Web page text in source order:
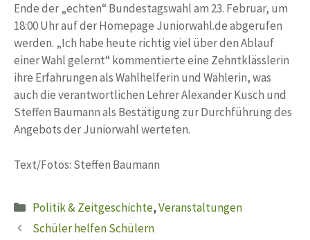
Ende der „echten“ Bundestagswahl am 23. Februar, um
18:00 Uhr auf der Homepage Juniorwahl.de abgerufen
werden. „Ich habe heute richtig viel über den Ablauf
einer Wahl gelernt“ kommentierte eine Zehntklässlerin
ihre Erfahrungen als Wahlhelferin und Wählerin, was
auch die verantwortlichen Lehrer Alexander Kusch und
Steffen Baumann als Bestätigung zur Durchführung des
Angebots der Juniorwahl werteten.
Text/Fotos: Steffen Baumann
Kategorien
Politik & Zeitgeschichte,Veranstaltungen
Schüler helfen Schülern